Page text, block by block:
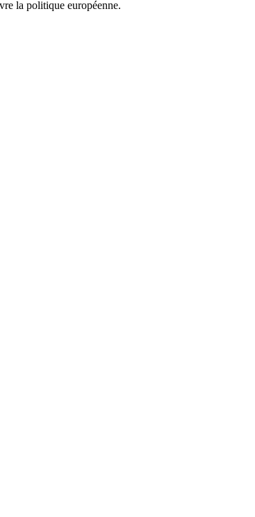
la politique européenne.